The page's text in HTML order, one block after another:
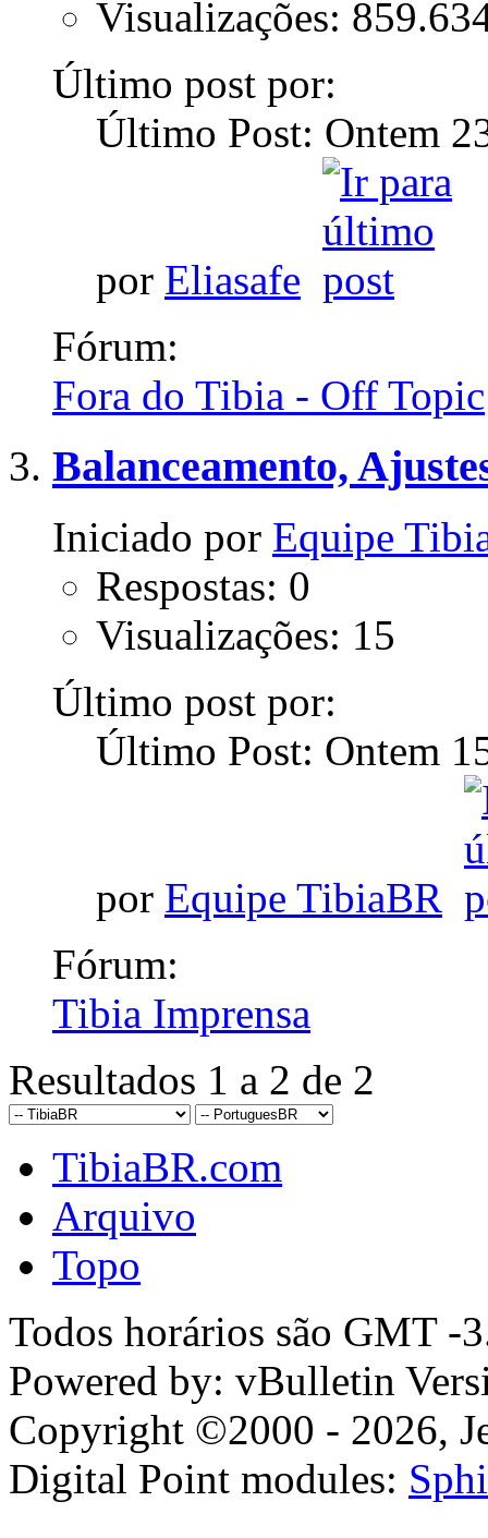
Visualizações:
Último post por:
Último Post: Ontem
por Eliasafe
Fórum:
Fora do Tibia - Off Topic
Balanceamento,
Iniciado por Equipe
Respostas: 0
Visualizações: 15
Último post por:
Último Post: Ontem
por Equipe TibiaBR
Fórum:
Tibia Imprensa
Resultados 1 a 2 de 2
TibiaBR.com
Arquivo
Topo
Todos horários são GMT -
Powered by: vBulletin
Copyright ©2000 - 2026,
Digital Point modules: